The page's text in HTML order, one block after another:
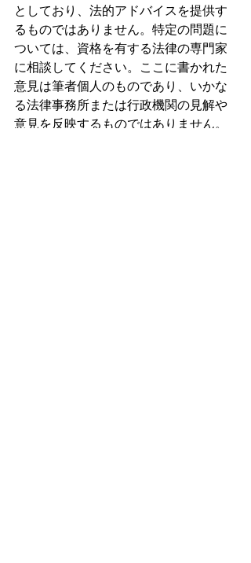
としており、法的アドバイスを提供す
るものではありません。特定の問題に
ついては、資格を有する法律の専門家
に相談してください。ここに書かれた
意見は筆者個人のものであり、いかな
る法律事務所または行政機関の見解や
意見を反映するものではありません。